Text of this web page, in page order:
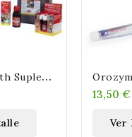
A
Nima Strath Suplemento Alimenticio Anima-Strath
13,50 €
Ver